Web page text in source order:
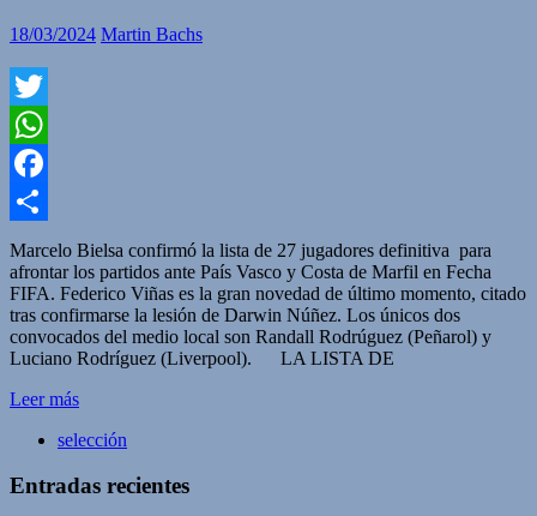
18/03/2024 Martin Bachs
Twitter
WhatsApp
Facebook
Compartir
Marcelo Bielsa confirmó la lista de 27 jugadores definitiva para
afrontar los partidos ante País Vasco y Costa de Marfil en Fecha
FIFA. Federico Viñas es la gran novedad de último momento, citado
tras confirmarse la lesión de Darwin Núñez. Los únicos dos
convocados del medio local son Randall Rodrúguez (Peñarol) y
Luciano Rodríguez (Liverpool). LA LISTA DE
Leer más
selección
Entradas recientes